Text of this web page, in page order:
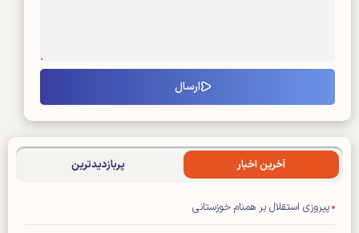
آخرین اخبار پربازدیدترین
پیروزی استقلال بر همنام خوزستانی